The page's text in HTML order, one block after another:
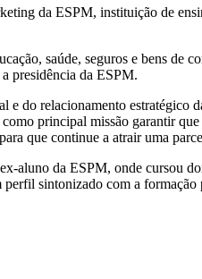
da ESPM, instituição de
saúde, seguros e bens
presidência da ESPM.
do relacionamento
principal missão garantir
que continue a atrair uma
aluno da ESPM, onde cursou
sintonizado com a